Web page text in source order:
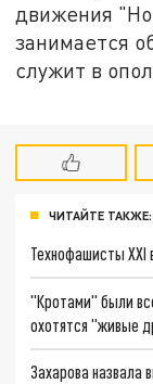
движения
занимается
служит в
ЧИТАЙТЕ ТАКЖЕ:
Технофашисты XXI
"Кротами" были
охотятся "живые
Захарова назвала